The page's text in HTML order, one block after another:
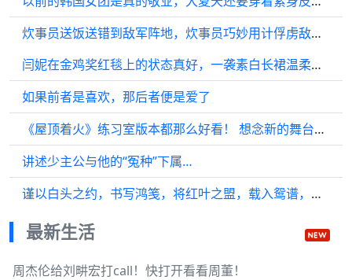
炊事员送饭送错到敌军阵地，炊事员巧妙用计俘虏敌军一个连
闫妮在金鸡奖红毯上的状态真好，一袭素白长裙温柔至极2023金鸡奖 闫妮
如果前者是喜欢，那后者便是爱了
《屋顶着火》练习室版本都那么好看！ 想念新的舞台！ 宋茜演我开车
讲述少主公与他的“冤种”下属…
谨以白头之约，书写鸿笺，将红叶之盟，载入鸳谱，张含韵 佟梦实 张含韵
最新生活
周杰伦给刘畊宏打call！快打开看看周董！